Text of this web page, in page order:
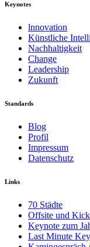
Keynotes
lnnovation
Künstliche
Nachhaltigkeit
Change
Leadership
Zukunft
Standards
Blog
Profil
Impressum
Datenschutz
Links
70 Städte
Offsite und
Keynote zum
Last Minute